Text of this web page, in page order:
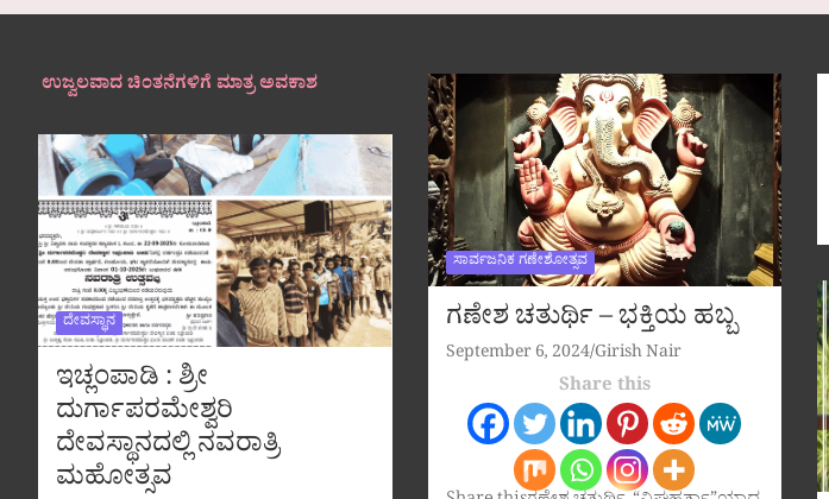
ಉಜ್ವಲವಾದ ಚಿಂತನೆಗಳಿಗೆ ಮಾತ್ರ ಅವಕಾಶ
ದೇವಸ್ಥಾನ
ಇಚ್ಲಂಪಾಡಿ : ಶ್ರೀ
ದುರ್ಗಾಪರಮೇಶ್ವರಿ
ದೇವಸ್ಥಾನದಲ್ಲಿ ನವರಾತ್ರಿ
ಮಹೋತ್ಸವ
ಸಾರ್ವಜನಿಕ ಗಣೇಶೋತ್ಸವ
ಗಣೇಶ ಚತುರ್ಥಿ – ಭಕ್ತಿಯ ಹಬ್ಬ
September 6, 2024Girish Nair
Share this